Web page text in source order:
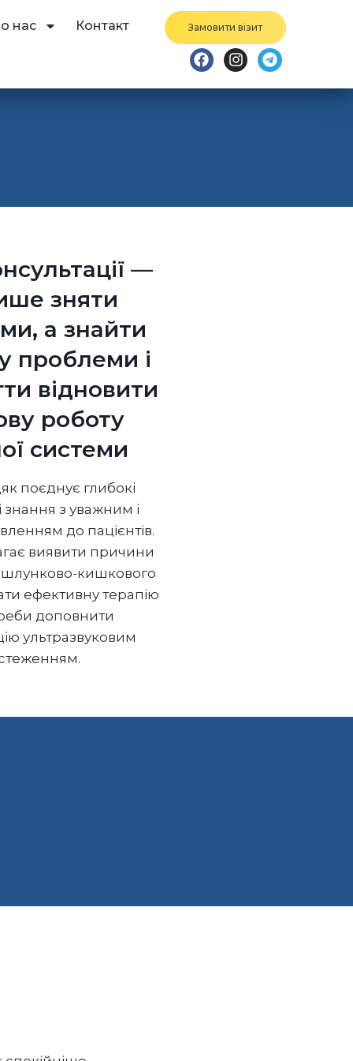
нас Контакт Замовити візит
—
зняти
а знайти
проблеми і
відновити
роботу
системи
поєднує глибокі
знання з уважним і
до пацієнтів.
виявити причини
кишкового
ефективну терапію
доповнити
ультразвуковим